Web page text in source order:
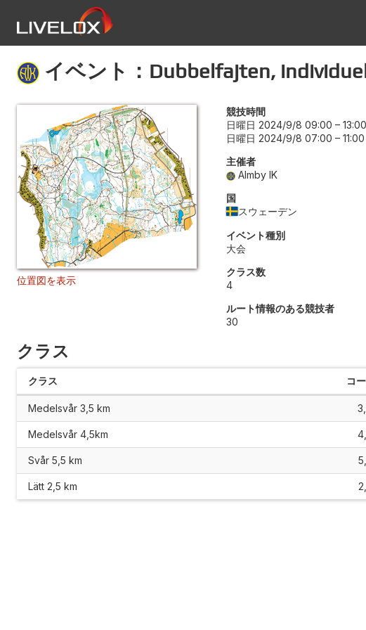
イベント：Dubbelfajten,
位置図を表示
競技時間
日曜日 2024/9/8 09:00 – 13:00
日曜日 2024/9/8 07:00 – 11:00
主催者
Almby IK
国
スウェーデン
イベント種別
大会
クラス数
4
ルート情報のある競技者
30
クラス
クラス コ
Medelsvår 3,5 km
Medelsvår 4,5km
Svår 5,5 km
Lätt 2,5 km